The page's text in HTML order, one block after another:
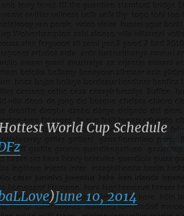
World Cup Schedule
)June 10, 2014